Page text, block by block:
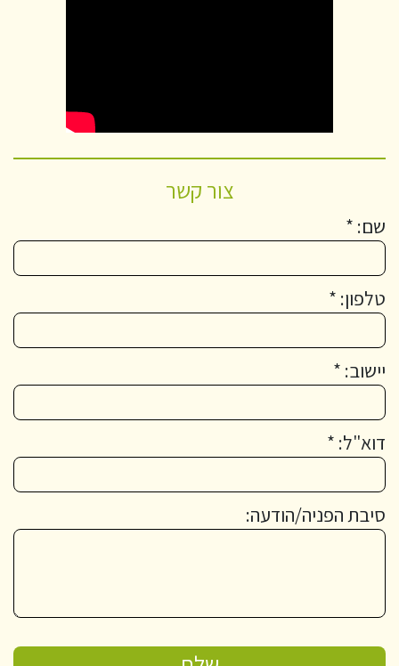
צור קשר
שם: *
טלפון: *
יישוב: *
דוא"ל: *
סיבת הפניה/הודעה: